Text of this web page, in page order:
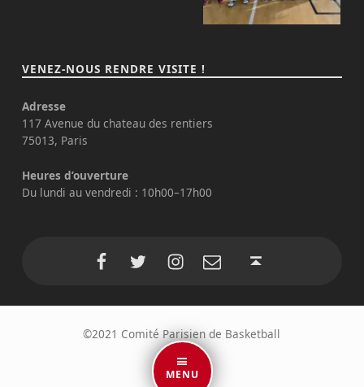
MENU
VENEZ-NOUS RENDRE VISITE !
Adresse
117 Avenue du chateau des rentiers
75013, Paris
Heures d’ouverture
Du lundi au vendredi : 10h00–17h00
©2021 Comité Parisien de Basketball